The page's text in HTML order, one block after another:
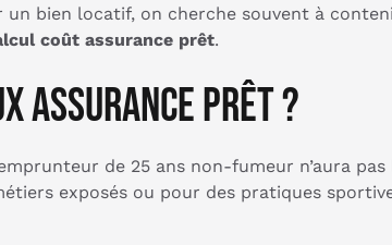
bien locatif, on cherche souvent à
coût assurance prêt.
assurance prêt ?
de 25 ans non-fumeur n’aura
exposés ou pour des pratiques